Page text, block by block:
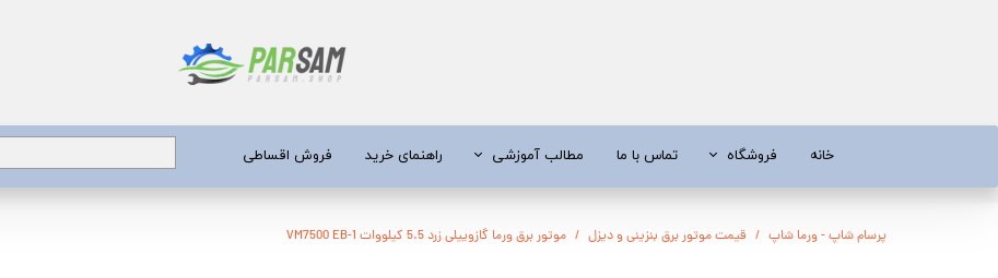
خانه فروشگاه
آبسردکن و دستگاه تصفیه آب
تماس با ما مطالب آموزشی
تیلر
راهنمای خرید فروش اقساطی
پرسام شاپ - ورما شاپ قیمت موتور برق بنزینی و دیزل موتور برق ورما گازوییلی زرد 5.5 کیلووات VM7500 EB-1